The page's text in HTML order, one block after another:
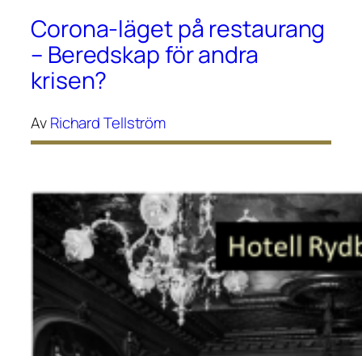
Corona-läget på restaurang
– Beredskap för andra
krisen?
AvRichard Tellström